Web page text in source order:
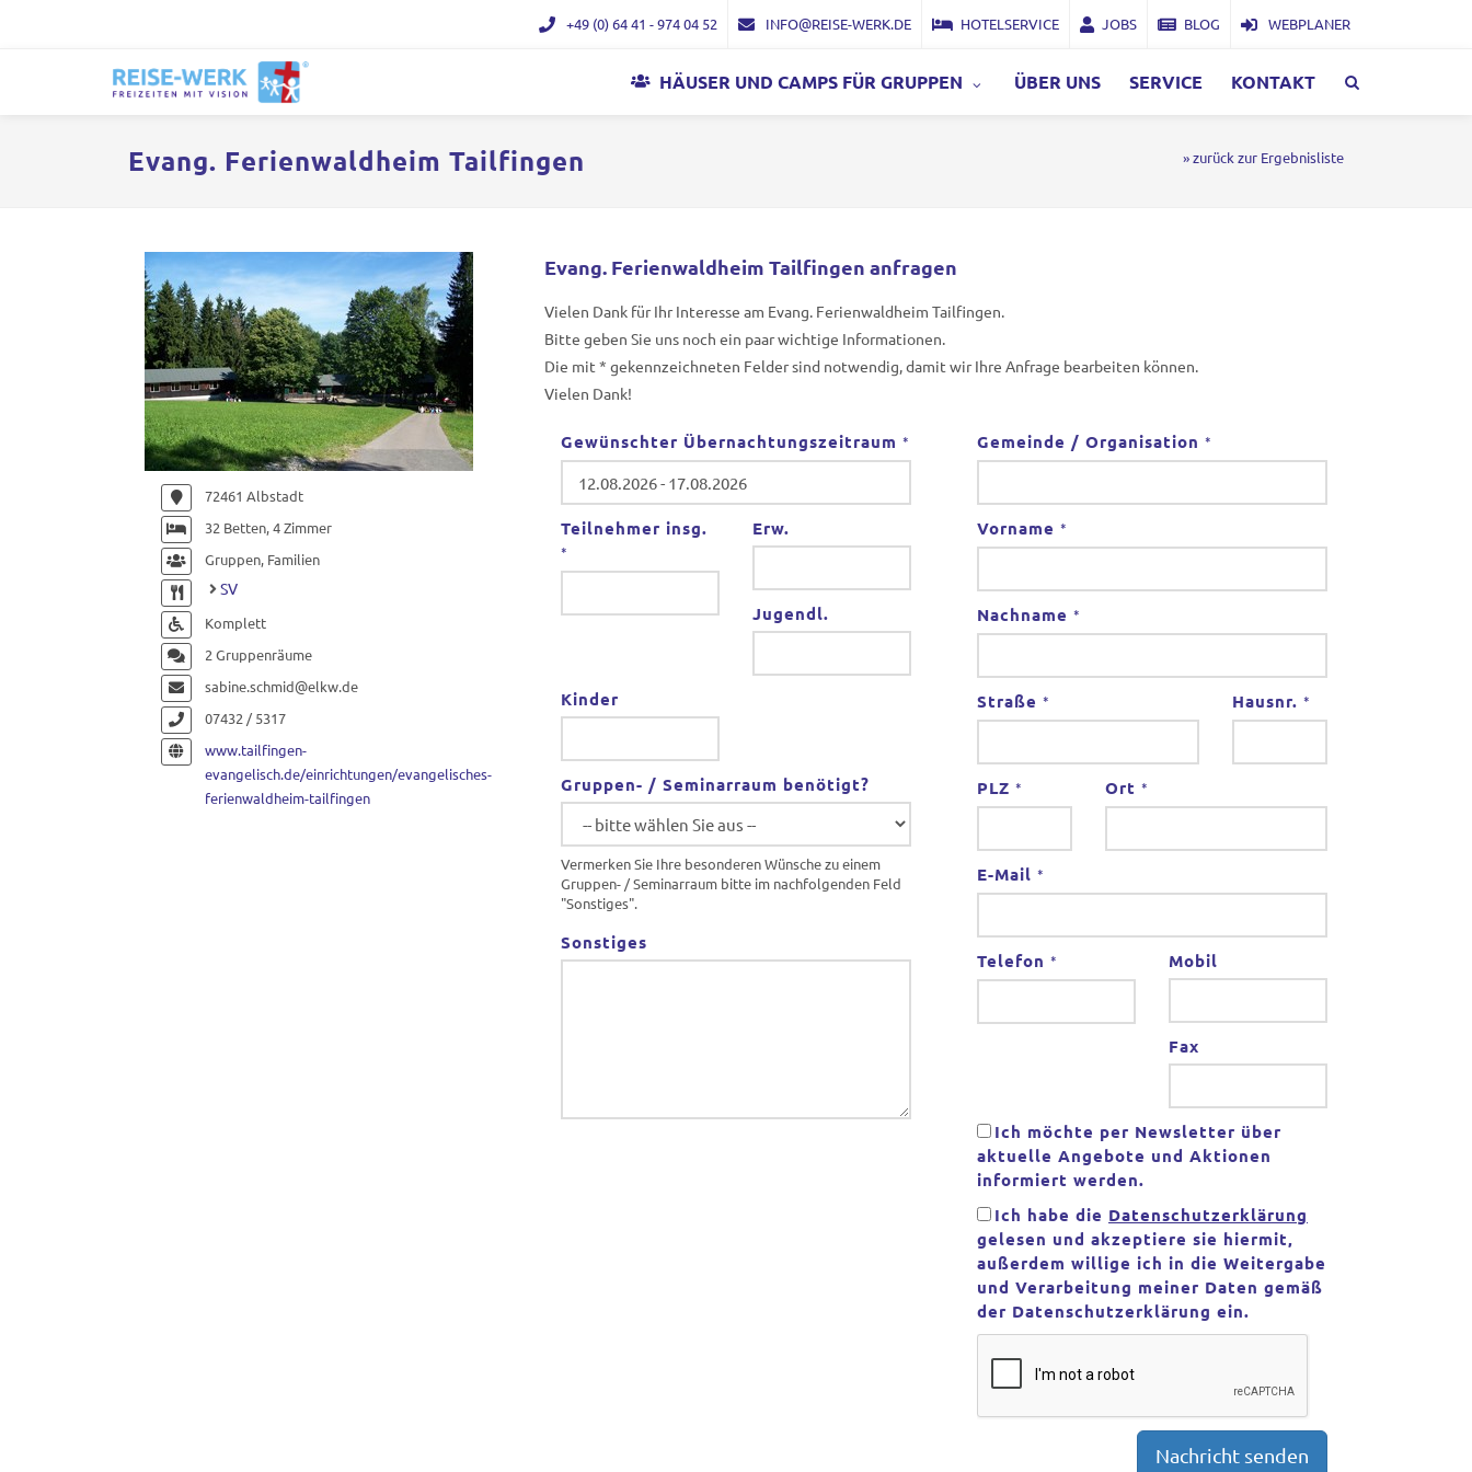
+49 (0) 64 41 - 974 04 52 INFO@REISE-WERK.DE HOTELSERVICE JOBS BLOG WEBPLANER
HÄUSER UND CAMPS FÜR GRUPPEN ÜBER UNS SERVICE KONTAKT
Evang. Ferienwaldheim Tailfingen » zurück zur Ergebnisliste
72461 Albstadt
32 Betten, 4 Zimmer
Gruppen, Familien
SV
Komplett
2 Gruppenräume
sabine.schmid@elkw.de
07432 / 5317
www.tailfingen-
evangelisch.de/einrichtungen/evangelisches-
ferienwaldheim-tailfingen
Evang. Ferienwaldheim Tailfingen anfragen
Vielen Dank für Ihr Interesse am Evang. Ferienwaldheim Tailfingen.
Bitte geben Sie uns noch ein paar wichtige Informationen.
Die mit * gekennzeichneten Felder sind notwendig, damit wir Ihre Anfrage bearbeiten können.
Vielen Dank!
Gewünschter Übernachtungszeitraum *
Teilnehmer insg.
*
Erw.
Jugendl.
Kinder
Gruppen- / Seminarraum benötigt?
Vermerken Sie Ihre besonderen Wünsche zu einem
Gruppen- / Seminarraum bitte im nachfolgenden Feld
"Sonstiges".
Sonstiges
Gemeinde / Organisation *
Vorname *
Nachname *
Straße * Hausnr.*
PLZ * Ort *
E-Mail *
Telefon * Mobil
Fax
Ich möchte per Newsletter über
aktuelle Angebote und Aktionen
informiert werden.
Ich habe die Datenschutzerklärung
gelesen und akzeptiere sie hiermit,
außerdem willige ich in die Weitergabe
und Verarbeitung meiner Daten gemäß
der Datenschutzerklärung ein.